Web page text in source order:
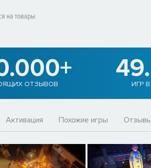
на товары
ОТЗЫВОВ ИГР
Активация Похожие игры Отзывы